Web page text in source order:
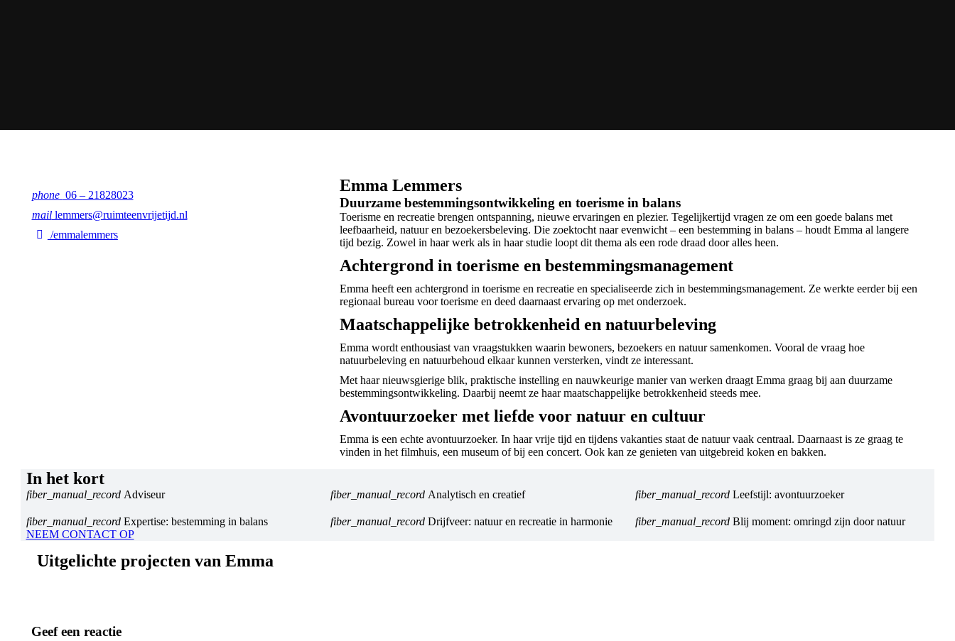
phone 06 – 21828023
maillemmers@ruimteenvrijetijd.nl
/emmalemmers
Emma Lemmers
Duurzame bestemmingsontwikkeling en toerisme in balans
Toerisme en recreatie brengen ontspanning, nieuwe ervaringen en plezier. Tegelijkertijd vragen ze om een goede balans met
leefbaarheid, natuur en bezoekersbeleving. Die zoektocht naar evenwicht – een bestemming in balans – houdt Emma al langere
tijd bezig. Zowel in haar werk als in haar studie loopt dit thema als een rode draad door alles heen.
Achtergrond in toerisme en bestemmingsmanagement
Emma heeft een achtergrond in toerisme en recreatie en specialiseerde zich in bestemmingsmanagement. Ze werkte eerder bij een
regionaal bureau voor toerisme en deed daarnaast ervaring op met onderzoek.
Maatschappelijke betrokkenheid en natuurbeleving
Emma wordt enthousiast van vraagstukken waarin bewoners, bezoekers en natuur samenkomen. Vooral de vraag hoe
natuurbeleving en natuurbehoud elkaar kunnen versterken, vindt ze interessant.
Met haar nieuwsgierige blik, praktische instelling en nauwkeurige manier van werken draagt Emma graag bij aan duurzame
bestemmingsontwikkeling. Daarbij neemt ze haar maatschappelijke betrokkenheid steeds mee.
Avontuurzoeker met liefde voor natuur en cultuur
Emma is een echte avontuurzoeker. In haar vrije tijd en tijdens vakanties staat de natuur vaak centraal. Daarnaast is ze graag te
vinden in het filmhuis, een museum of bij een concert. Ook kan ze genieten van uitgebreid koken en bakken.
In het kort
fiber_manual_record Adviseur
fiber_manual_record Expertise: bestemming in balans
fiber_manual_record Analytisch en creatief
fiber_manual_recordDrijfveer: natuur en recreatie in harmonie
fiber_manual_record Leefstijl: avontuurzoeker
fiber_manual_record Blij moment: omringd zijn door natuur
NEEM CONTACT OP
Uitgelichte projecten van Emma
Geef een reactie